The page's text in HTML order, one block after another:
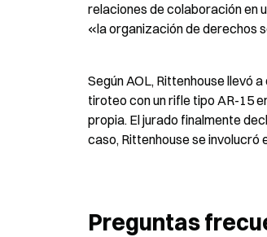
relaciones de colaboración en
«la organización de derechos
Según AOL, Rittenhouse llevó
tiroteo con un rifle tipo AR-15
propia. El jurado finalmente
caso, Rittenhouse se involucró
Preguntas